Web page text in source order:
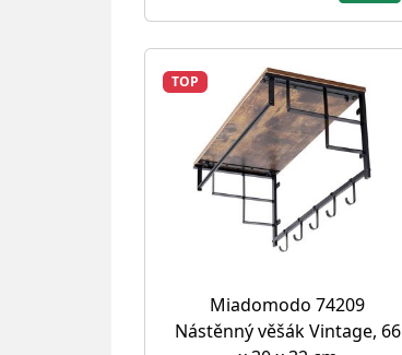
TOP
Miadomodo 74209
Nástěnný věšák Vintage, 66